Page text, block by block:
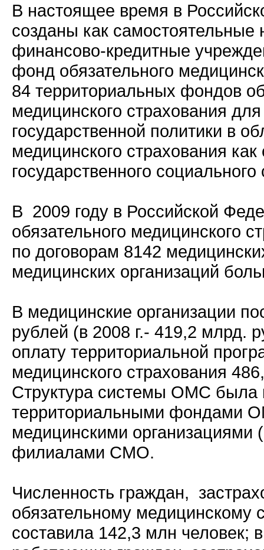
В настоящее время в
созданы как самостоятельные
финансово-кредитные
фонд обязательного
84 территориальных фондов
медицинского страхования
государственной политики в
медицинского страхования как
государственного
В 2009 году в Российской
обязательного медицинского
по договорам 8142
медицинских организаций
В медицинские организации
рублей (в 2008 г.- 419,2 млрд.
оплату территориальной
медицинского страхования
Структура системы ОМС была
территориальными фондами
медицинскими
филиалами СМО.
Численность граждан,
обязательному медицинскому
составила 142,3 млн человек;